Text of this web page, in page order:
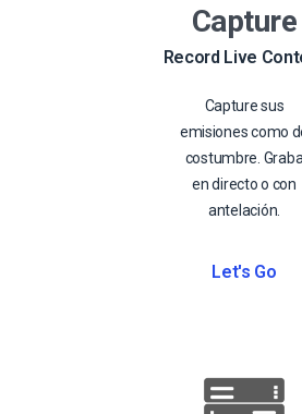
Capture
Record Live
Capture sus
emisiones como
costumbre. Graba
en directo o con
antelación.
Let's Go